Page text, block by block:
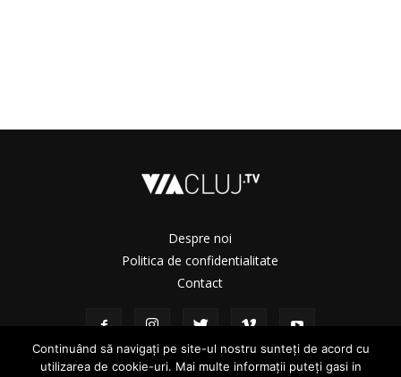
Despre noi
Politica de confidentialitate
Contact
Continuând să navigați pe site-ul nostru sunteți de acord cu
utilizarea de cookie-uri. Mai multe informații puteți gasi in